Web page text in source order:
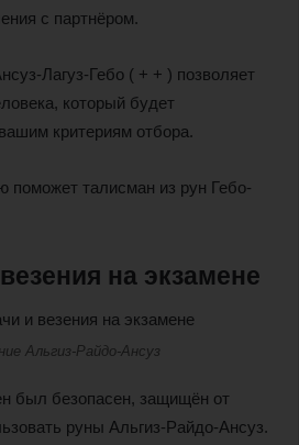
с партнёром.
Лагуз-Гебо ( + + ) позволяет
который будет
критериям отбора.
поможет талисман из рун Гебо-
на экзамене
Альгиз-Райдо-Ансуз
был безопасен, защищён от
руны Альгиз-Райдо-Ансуз.